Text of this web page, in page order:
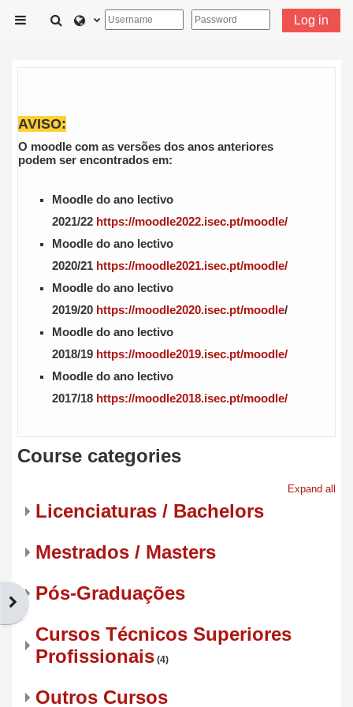
Open block drawer
Toggle search input Log in
AVISO:
O moodle com as versões dos anos anteriores
podem ser encontrados em:
Moodle do ano lectivo
2021/22 https://moodle2022.isec.pt/moodle/
Moodle do ano lectivo
2020/21 https://moodle2021.isec.pt/moodle/
Moodle do ano lectivo
2019/20 https://moodle2020.isec.pt/moodle/
Moodle do ano lectivo
2018/19 https://moodle2019.isec.pt/moodle/
Moodle do ano lectivo
2017/18 https://moodle2018.isec.pt/moodle/
Course categories
Expand all
Licenciaturas / Bachelors
Mestrados / Masters
Pós-Graduações
Cursos Técnicos Superiores
Profissionais (4)
Outros Cursos